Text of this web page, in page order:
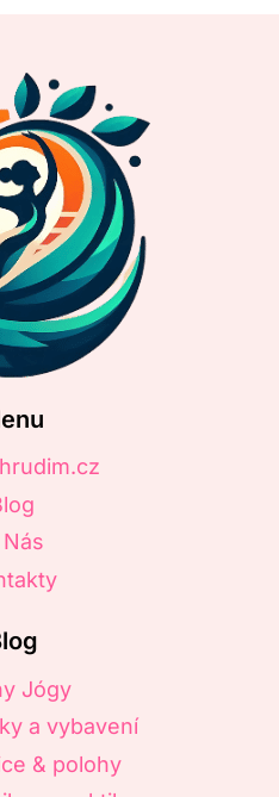
Nás
Jógy
a vybavení
& polohy